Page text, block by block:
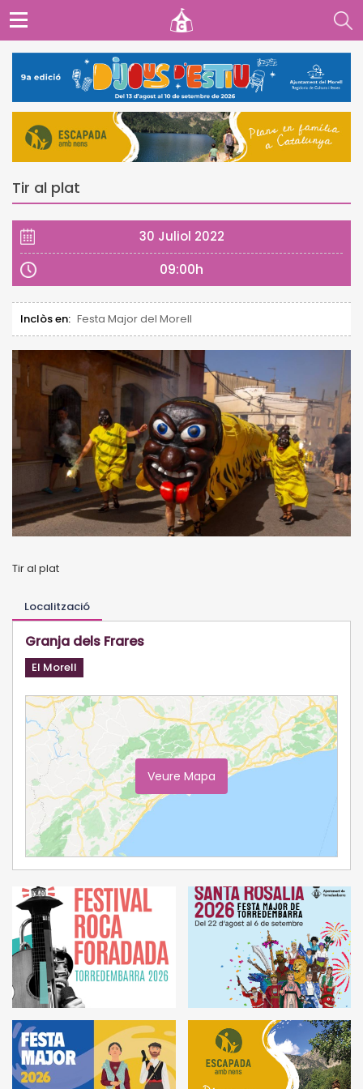
Tir al plat
30 Juliol 2022
09:00h
Inclòs en: Festa Major del Morell
Tir al plat
Localització
Granja dels Frares
El Morell
Veure Mapa